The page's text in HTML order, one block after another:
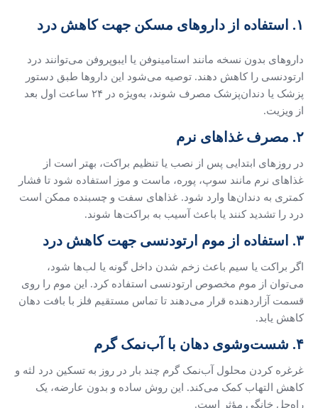
۱. استفاده از داروهای مسکن جهت کاهش درد
داروهای بدون نسخه مانند استامینوفن یا ایبوپروفن می‌توانند درد
ارتودنسی را کاهش دهند. توصیه می‌شود این داروها طبق دستور
پزشک یا دندان‌پزشک مصرف شوند، به‌ویژه در ۲۴ ساعت اول بعد
از ویزیت.
۲. مصرف غذاهای نرم
در روزهای ابتدایی پس از نصب یا تنظیم براکت، بهتر است از
غذاهای نرم مانند سوپ، پوره، ماست و موز استفاده شود تا فشار
کمتری به دندان‌ها وارد شود. غذاهای سفت و چسبنده ممکن است
درد را تشدید کنند یا باعث آسیب به براکت‌ها شوند.
۳. استفاده از موم ارتودنسی جهت کاهش درد
اگر براکت یا سیم باعث زخم شدن داخل گونه یا لب‌ها شود،
می‌توان از موم مخصوص ارتودنسی استفاده کرد. این موم را روی
قسمت آزاردهنده قرار می‌دهند تا تماس مستقیم فلز با بافت دهان
کاهش یابد.
۴. شست‌وشوی دهان با آب‌نمک گرم
غرغره کردن محلول آب‌نمک گرم چند بار در روز به تسکین درد لثه و
کاهش التهاب کمک می‌کند. این روش ساده و بدون عارضه، یک
راه‌حل خانگی مؤثر است.